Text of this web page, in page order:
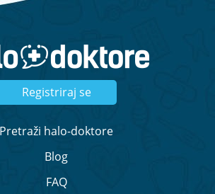
Registriraj se
Pretraži halo-doktore
Blog
FAQ